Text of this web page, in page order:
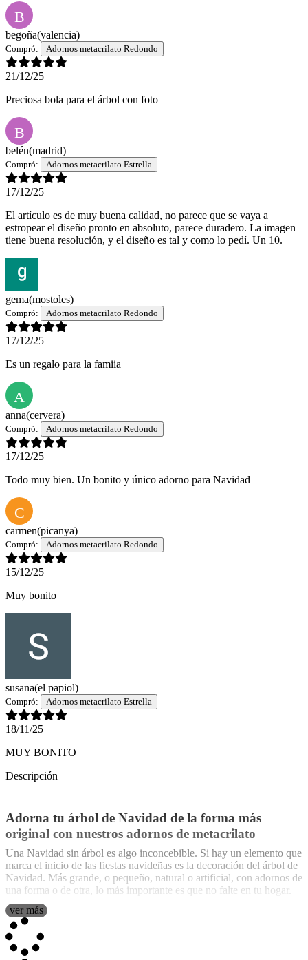
B
begoña(valencia)
Compró: Adornos metacrilato Redondo
21/12/25
Preciosa bola para el árbol con foto
B
belén(madrid)
Compró: Adornos metacrilato Estrella
17/12/25
El artículo es de muy buena calidad, no parece que se vaya a
estropear el diseño pronto en absoluto, parece duradero. La imagen
tiene buena resolución, y el diseño es tal y como lo pedí. Un 10.
gema(mostoles)
Compró: Adornos metacrilato Redondo
17/12/25
Es un regalo para la famiia
A
anna(cervera)
Compró: Adornos metacrilato Redondo
17/12/25
Todo muy bien. Un bonito y único adorno para Navidad
C
carmen(picanya)
Compró: Adornos metacrilato Redondo
15/12/25
Muy bonito
susana(el papiol)
Compró: Adornos metacrilato Estrella
18/11/25
MUY BONITO
Descripción
Adorna tu árbol de Navidad de la forma más
original con nuestros adornos de metacrilato
Una Navidad sin árbol es algo inconcebible. Si hay un elemento que
marca el inicio de las fiestas navideñas es la decoración del árbol de
Navidad. Más grande, o pequeño, natural o artificial, con adornos de
una forma o de otra, lo más importante es que no falte en tu hogar.
Si este año no quieres inclinarte por la decoración tradicional
navideña para adornar tu árbol de Navidad, apuesta por la
originalidad
metacrilato transparente personalizados
ver más